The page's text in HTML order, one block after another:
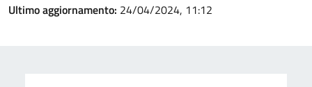
Ultimo aggiornamento: 24/04/2024, 11:12